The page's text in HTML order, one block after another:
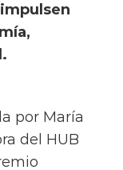
por María
del HUB